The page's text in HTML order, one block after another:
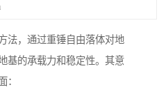
法，通过重锤自由落体对地
基的承载力和稳定性。其意
：